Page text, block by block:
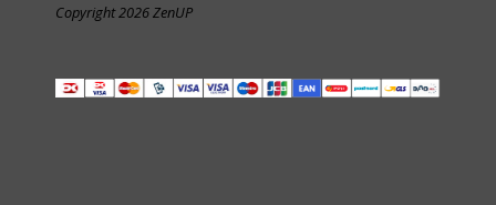
Copyright 2026 ZenUP